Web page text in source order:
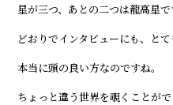
星が三つ、あとの二つは龍高星で
どおりでインタビューにも、と
本当に頭の良い方なのですね。
ちょっと違う世界を覗くことが